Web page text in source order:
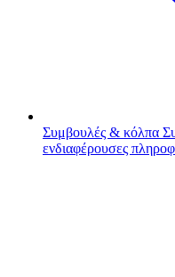
Συμβουλές & κόλπα
ενδιαφέρουσες